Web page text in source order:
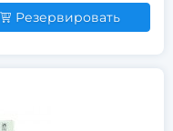
Резервировать